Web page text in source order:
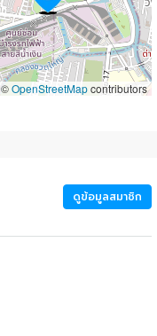
©OpenStreetMapcontributors
ดูข้อมูลสมาชิก